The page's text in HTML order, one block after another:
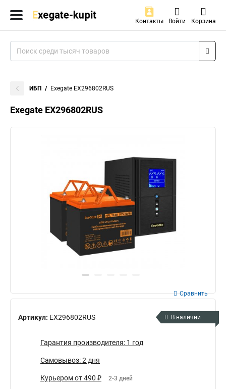
Контакты Войти Корзина
ИБП Exegate EX296802RUS
Exegate EX296802RUS
Артикул: EX296802RUS
Сравнить
В наличии
Гарантия производителя: 1 год
Самовывоз: 2 дня
Курьером от 490 ₽ 2-3 дней